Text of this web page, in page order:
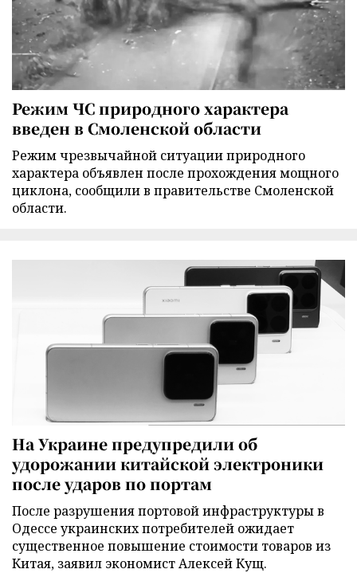
Режим ЧС природного характера
введен в Смоленской области
Режим чрезвычайной ситуации природного
характера объявлен после прохождения мощного
циклона, сообщили в правительстве Смоленской
области.
На Украине предупредили об
удорожании китайской электроники
после ударов по портам
После разрушения портовой инфраструктуры в
Одессе украинских потребителей ожидает
существенное повышение стоимости товаров из
Китая, заявил экономист Алексей Кущ.